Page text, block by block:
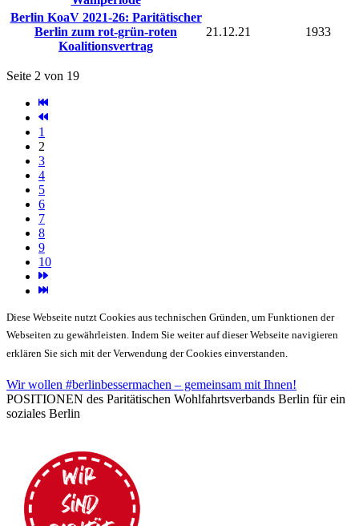
Berlin KoaV 2021-26: Paritätischer
Berlin zum rot-grün-roten
Koalitionsvertrag
21.12.21 1933
Seite 2 von 19
1
2
3
4
5
6
7
8
9
10
Diese Webseite nutzt Cookies aus technischen Gründen, um Funktionen der
Webseiten zu gewährleisten. Indem Sie weiter auf dieser Webseite navigieren
erklären Sie sich mit der Verwendung der Cookies einverstanden.
Wir wollen #berlinbessermachen – gemeinsam mit Ihnen!
POSITIONEN des Paritätischen Wohlfahrtsverbands Berlin für ein
soziales Berlin